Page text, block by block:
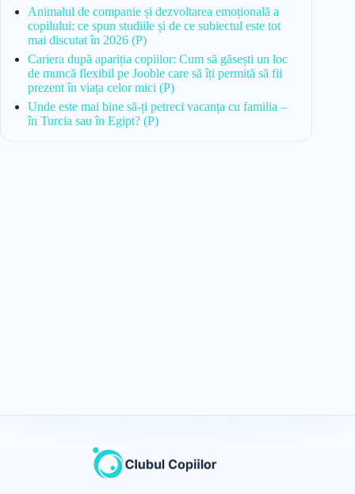
Animalul de companie și dezvoltarea emoțională a
copilului: ce spun studiile și de ce subiectul este tot
mai discutat în 2026 (P)
Cariera după apariția copiilor: Cum să găsești un loc
de muncă flexibil pe Jooble care să îți permită să fii
prezent în viața celor mici (P)
Unde este mai bine să-ți petreci vacanța cu familia –
în Turcia sau în Egipt? (P)